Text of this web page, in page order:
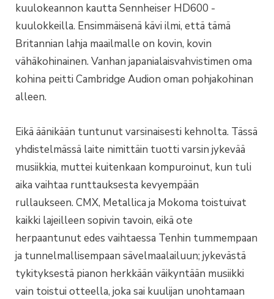
kuulokeannon kautta Sennheiser HD600 -
kuulokkeilla. Ensimmäisenä kävi ilmi, että tämä
Britannian lahja maailmalle on kovin, kovin
vähäkohinainen. Vanhan japanialaisvahvistimen oma
kohina peitti Cambridge Audion oman pohjakohinan
alleen.
Eikä äänikään tuntunut varsinaisesti kehnolta. Tässä
yhdistelmässä laite nimittäin tuotti varsin jykevää
musiikkia, muttei kuitenkaan kompuroinut, kun tuli
aika vaihtaa runttauksesta kevyempään
rullaukseen. CMX, Metallica ja Mokoma toistuivat
kaikki lajeilleen sopivin tavoin, eikä ote
herpaantunut edes vaihtaessa Tenhin tummempaan
ja tunnelmallisempaan sävelmaalailuun; jykevästä
tykityksestä pianon herkkään väikyntään musiikki
vain toistui otteella, joka sai kuulijan unohtamaan